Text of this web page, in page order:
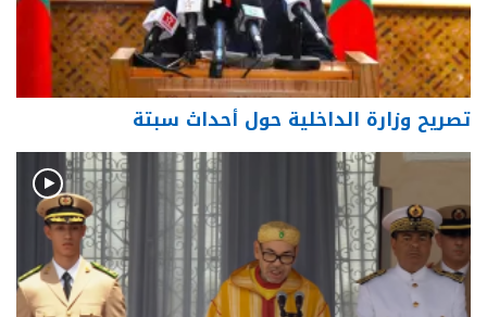
تصريح وزارة الداخلية حول أحداث سبتة